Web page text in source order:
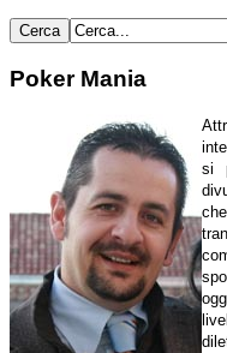
Poker Mania
si